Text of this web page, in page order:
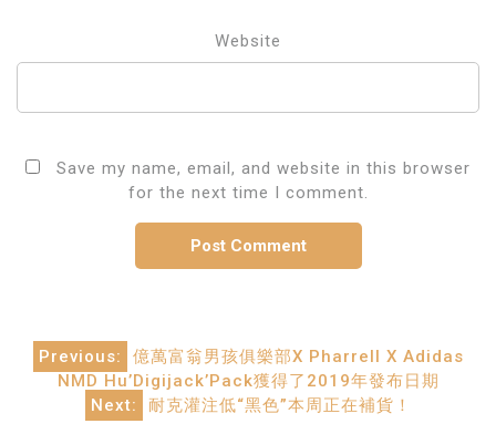
Website
Save my name, email, and website in this browser
for the next time I comment.
Post
navigation
Previous:
億萬富翁男孩俱樂部X Pharrell X Adidas
NMD Hu’Digijack’Pack獲得了2019年發布日期
Next:
耐克灌注低“黑色”本周正在補貨！